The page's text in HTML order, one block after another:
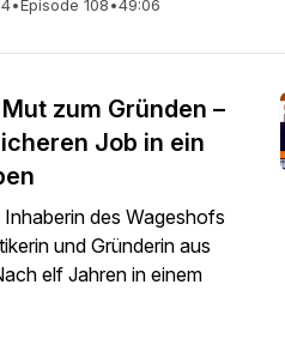
•Episode 108•49:06
zum Gründen –
Job in ein
des Wageshofs
und Gründerin aus
elf Jahren in einem